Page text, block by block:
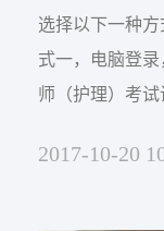
选择以下一种
式一，电脑登
师（护理）考试
2017-10-20